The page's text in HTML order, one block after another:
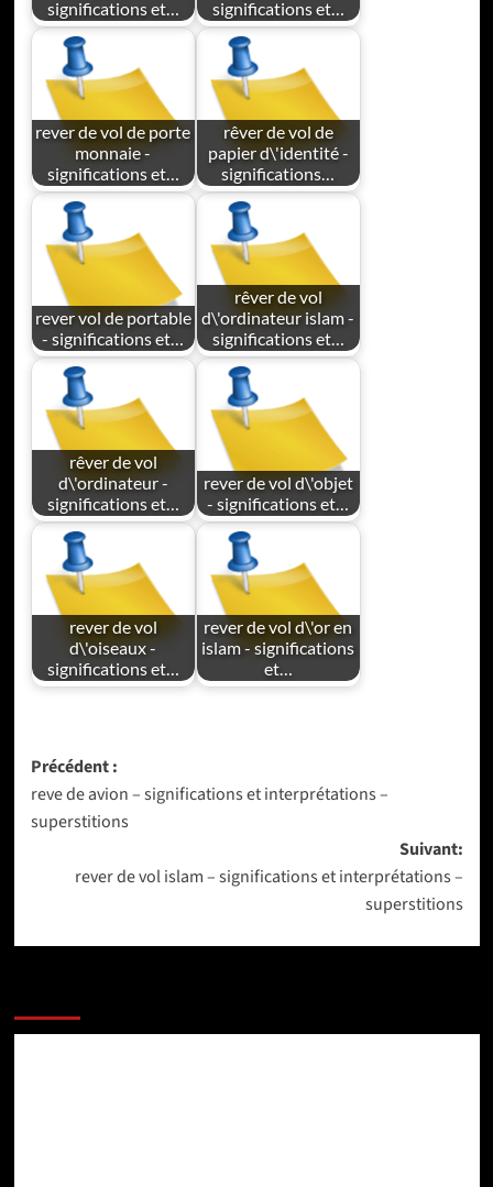
significations et…
significations et…
rever de vol de porte
monnaie -
significations et…
rêver de vol de
papier d\'identité -
significations…
rever vol de portable
- significations et…
rêver de vol
d\'ordinateur islam -
significations et…
rêver de vol
d\'ordinateur -
significations et…
rever de vol d\'objet
- significations et…
rever de vol
d\'oiseaux -
significations et…
rever de vol d\'or en
islam - significations
et…
Navigation
d’article
Précédent :
reve de avion – significations et interprétations –
superstitions
Suivant:
rever de vol islam – significations et interprétations –
superstitions